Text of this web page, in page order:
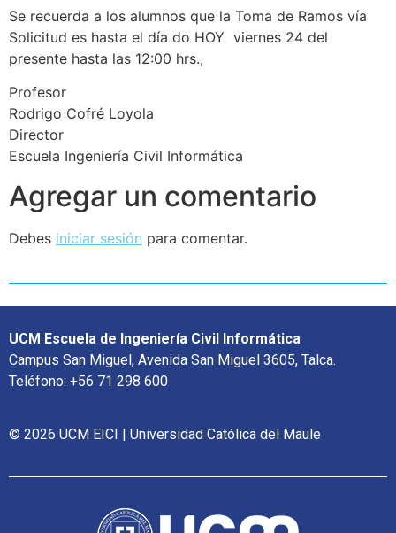
Se recuerda a los alumnos que la Toma de Ramos vía
Solicitud es hasta el día do HOY viernes 24 del
presente hasta las 12:00 hrs.,
Profesor
Rodrigo Cofré Loyola
Director
Escuela Ingeniería Civil Informática
Agregar un comentario
Debes iniciar sesión para comentar.
UCM Escuela de Ingeniería Civil Informática
Campus San Miguel, Avenida San Miguel 3605, Talca.
Teléfono: +56 71 298 600
© 2026 UCM EICI | Universidad Católica del Maule